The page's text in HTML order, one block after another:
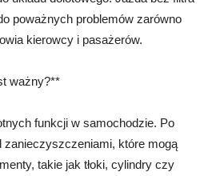
poważnych problemów zarówno
kierowcy i pasażerów.
ważny?**
funkcji w samochodzie. Po
zanieczyszczeniami, które mogą
takie jak tłoki, cylindry czy